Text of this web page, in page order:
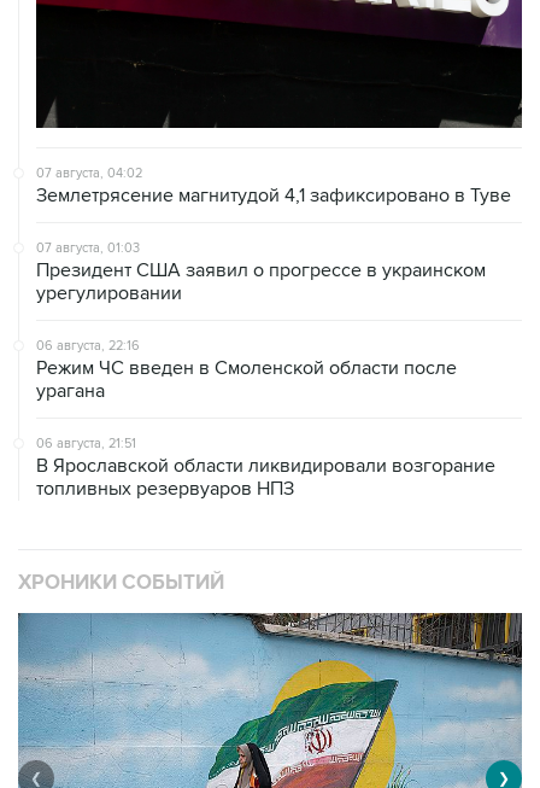
07 августа, 04:02
Землетрясение магнитудой 4,1 зафиксировано в Туве
07 августа, 01:03
Президент США заявил о прогрессе в украинском
урегулировании
06 августа, 22:16
Режим ЧС введен в Смоленской области после
урагана
06 августа, 21:51
В Ярославской области ликвидировали возгорание
топливных резервуаров НПЗ
ХРОНИКИ СОБЫТИЙ
❮ ❯